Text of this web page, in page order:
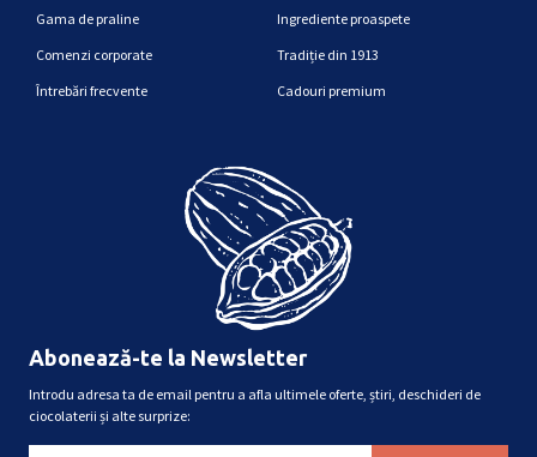
Gama de praline
Comenzi corporate
Întrebări frecvente
Ingrediente proaspete
Tradiție din 1913
Cadouri premium
Abonează-te la Newsletter
Introdu adresa ta de email pentru a afla ultimele oferte, știri, deschideri de
ciocolaterii și alte surprize: